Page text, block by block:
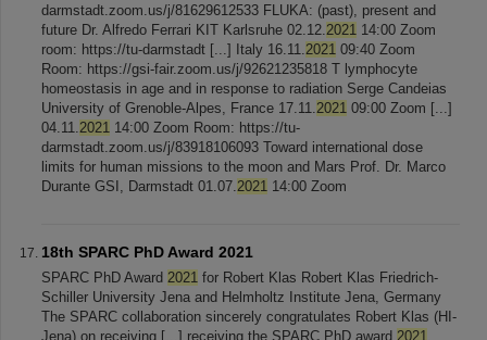
darmstadt.zoom.us/j/81629612533 FLUKA: (past), present and
future Dr. Alfredo Ferrari KIT Karlsruhe 02.12.2021 14:00 Zoom
room: https://tu-darmstadt [...] Italy 16.11.2021 09:40 Zoom
Room: https://gsi-fair.zoom.us/j/92621235818 T lymphocyte
homeostasis in age and in response to radiation Serge Candeias
University of Grenoble-Alpes, France 17.11.2021 09:00 Zoom [...]
04.11.2021 14:00 Zoom Room: https://tu-
darmstadt.zoom.us/j/83918106093 Toward international dose
limits for human missions to the moon and Mars Prof. Dr. Marco
Durante GSI, Darmstadt 01.07.2021 14:00 Zoom
18th SPARC PhD Award 2021
SPARC PhD Award 2021 for Robert Klas Robert Klas Friedrich-
Schiller University Jena and Helmholtz Institute Jena, Germany
The SPARC collaboration sincerely congratulates Robert Klas (HI-
Jena) on receiving [...] receiving the SPARC PhD award 2021.